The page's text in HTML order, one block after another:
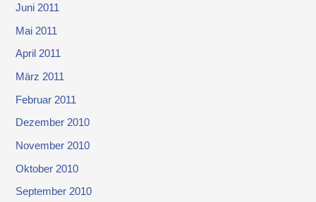
Juni 2011
Mai 2011
April 2011
März 2011
Februar 2011
Dezember 2010
November 2010
Oktober 2010
September 2010